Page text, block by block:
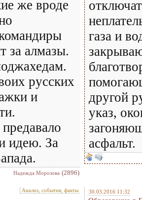
же вроде
за алмазы.
русских
и
идею. За
Надежда Морозова (2896)
газа и
другой
указ,
асфальт.
Анализ, события, факты 30.03.2016 11:32